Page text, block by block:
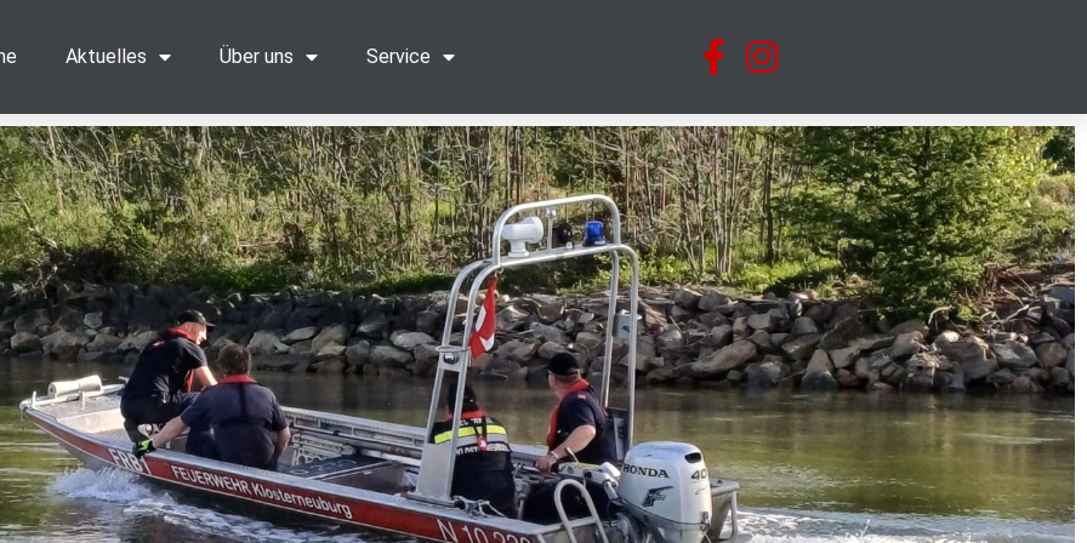
Aktuelles Über uns Service